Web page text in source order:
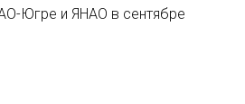
Югре и ЯНАО в сентябре